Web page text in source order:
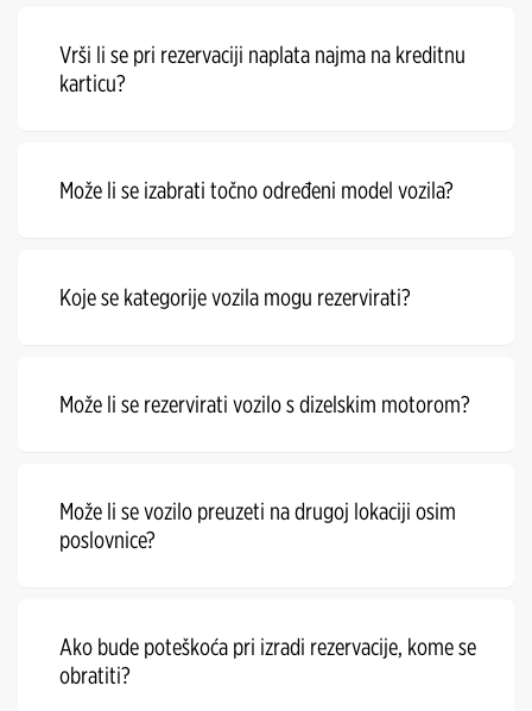
Vrši li se pri rezervaciji naplata najma na kreditnu
karticu?
Može li se izabrati točno određeni model vozila?
Koje se kategorije vozila mogu rezervirati?
Može li se rezervirati vozilo s dizelskim motorom?
Može li se vozilo preuzeti na drugoj lokaciji osim
poslovnice?
Ako bude poteškoća pri izradi rezervacije, kome se
obratiti?